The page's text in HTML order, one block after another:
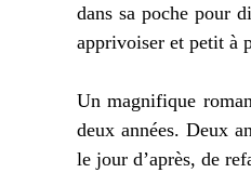
dans sa poche pour
apprivoiser et petit à
Un magnifique
deux années. Deux
le jour d’après, de